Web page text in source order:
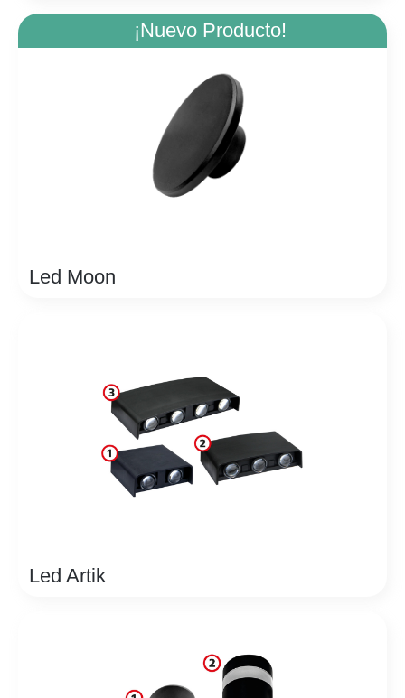
¡Nuevo Producto!
Led Moon
Led Artik